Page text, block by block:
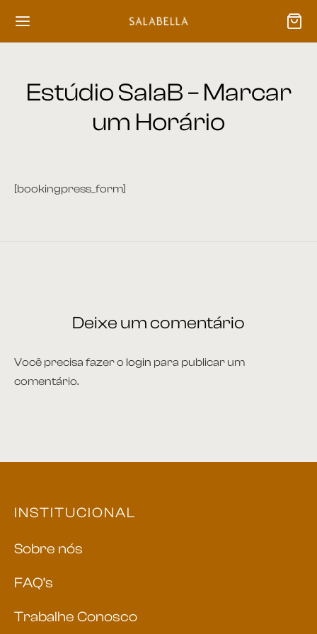
Estúdio SalaB – Marcar
um Horário
[bookingpress_form]
Deixe um comentário
Você precisa fazer o login para publicar um
comentário.
INSTITUCIONAL
Sobre nós
FAQ’s
Trabalhe Conosco